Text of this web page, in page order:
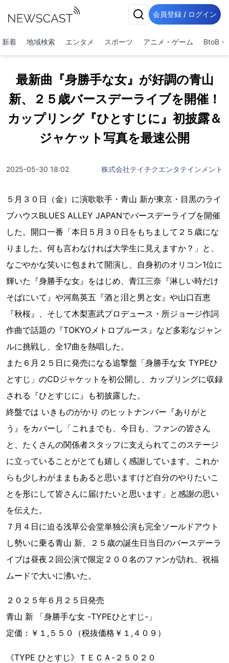
会員登録 / ログイン
新着 地域検索 エンタメ スポーツ アニメ・ゲーム BtoB・
最新曲『身勝手な女』が好調の青山
新、２５歳バースデーライブを開催！
カップリング『ひとすじに』初披露＆
ジャケット写真を最速公開
2025-05-30 18:02 株式会社テイチクエンタテインメント
５月３０日（金）に演歌歌手・青山 新が東京・目黒のライ
ブハウスBLUES ALLEY JAPANでバースデーライブを開催
した。開口一番「本日５月３０日をもちまして２５歳にな
りました。何も言わなければ大学生に見えますか？」と、
なごやかな笑いに包まれて開演し、自身初のオリコン1位に
輝いた『身勝手な女』をはじめ、青江三奈『淋しい時だけ
そばにいて』や河島英五『酒と泪と男と女』や山口百恵
『秋桜』、そして木梨憲武プロデュース・所ジョージ作詞
作曲で話題の『TOKYOメトロブルース』など多彩なジャン
ルに挑戦し、全17曲を熱唱した。
また６月２５日に発売になる追撃盤「身勝手な女 TYPEひ
とすじ」のCDジャケットを初公開し、カップリングに収録
される『ひとすじに』も初披露した。
終盤では いきものがかり のヒットナンバー『ありがと
う』をカバーし「これまでも、今日も、ファンの皆さん
と、たくさんの関係者スタッフに支えられてこのステージ
に立っていることがとても嬉しく感謝しています。これか
らも少しわがままもあると思いますけど自分のやりたいこ
とを形にして皆さんに届けたいと思います」と感謝の思い
を伝えた。
７月４日に迫る浅草公会堂単独公演も完全ソールドアウト
し勢いに乗る青山 新、２５歳の誕生日当日のバースデーラ
イブは昼夜２回公演で限定２００名のファンが訪れ、祝福
ムードで大いに沸いた。
２０２５年６月２５日発売
青山 新 「身勝手な女 -TYPEひとすじ-」
定価：￥１,５５０（税抜価格￥１,４０９）
《TYPE ひとすじ》ＴＥＣＡ-２５０２０